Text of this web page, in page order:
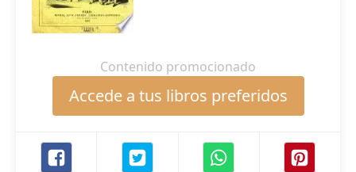
Contenido promocionado
Accede a tus libros preferidos